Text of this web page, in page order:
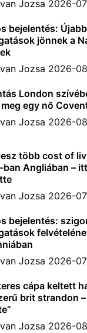
Jozsa 2026-
bejelentés:
jönnek a
Jozsa 2026-
London
egy nő
Jozsa 2026-
több cost of
Angliában –
Jozsa 2026-
bejelentés:
Jozsa 2026-
cápa keltett
brit strandon
Jozsa 2026-